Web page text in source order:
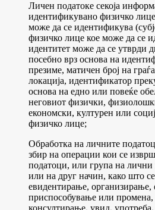
Личен податоке секоја
идентификувано физичко
може да се идентификува
физичко лице кое може да се
идентитет може да се утврди
посебно врз основа на
презиме, матичен број на
локација, идентификатор
основа на едно или повеќе
неговиот физички,
економски, културен или
физичко лице;
Обработка на личните
збир на операции кои се
податоци, или група на лични
или на друг начин, како што
евидентирање, организирање,
приспособување или